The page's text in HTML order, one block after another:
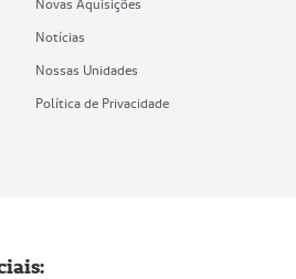
Novas Aquisições
Notícias
Nossas Unidades
Política de Privacidade